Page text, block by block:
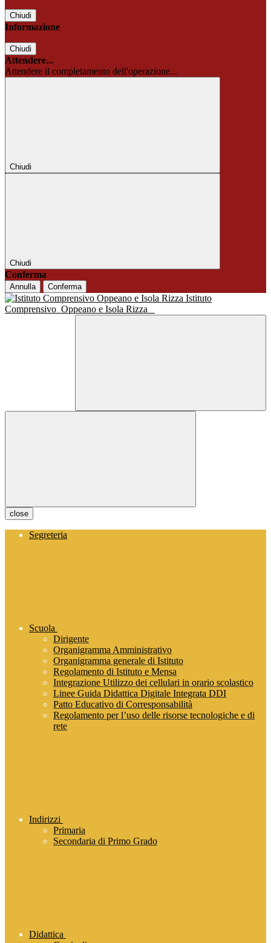
Chiudi
Informazione
Chiudi
Attendere...
Attendere il completamento dell'operazione...
Chiudi
Chiudi
Conferma
Annulla Conferma
Istituto
Comprensivo Oppeano e Isola Rizza
close
Segreteria
Scuola
Dirigente
Organigramma Amministrativo
Organigramma generale di Istituto
Regolamento di Istituto e Mensa
Integrazione Utilizzo dei cellulari in orario scolastico
Linee Guida Didattica Digitale Integrata DDI
Patto Educativo di Corresponsabilità
Regolamento per l’uso delle risorse tecnologiche e di
rete
Indirizzi
Primaria
Secondaria di Primo Grado
Didattica